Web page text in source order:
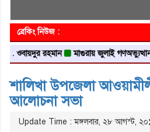
ব্রেকিং নিউজ :
রহমান মাগুরায় জুলাই গণঅভ্যুত্থান দিবস
শালিখা উপজেলা
আলোচনা সভা
Update Time : মঙ্গলবার, ২৮ আগস্ট,